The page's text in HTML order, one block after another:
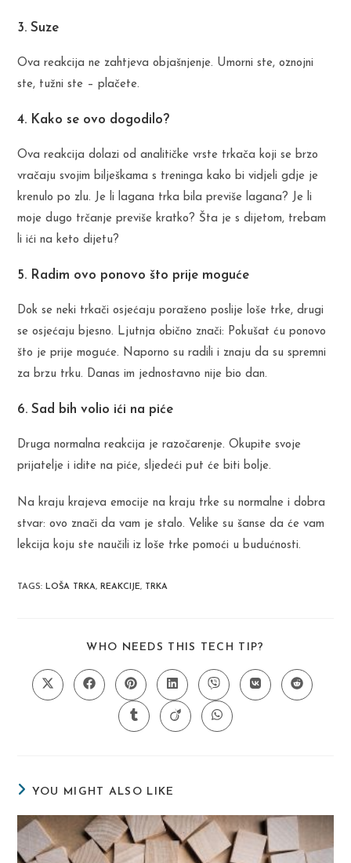
3. Suze
Ova reakcija ne zahtjeva objašnjenje. Umorni ste, oznojni
ste, tužni ste – plačete.
4. Kako se ovo dogodilo?
Ova reakcija dolazi od analitičke vrste trkača koji se brzo
vračaju svojim bilješkama s treninga kako bi vidjeli gdje je
krenulo po zlu. Je li lagana trka bila previše lagana? Je li
moje dugo trčanje previše kratko? Šta je s dijetom, trebam
li ići na keto dijetu?
5. Radim ovo ponovo što prije moguće
Dok se neki trkači osjećaju poraženo poslije loše trke, drugi
se osjećaju bjesno. Ljutnja obično znači: Pokušat ću ponovo
što je prije moguće. Naporno su radili i znaju da su spremni
za brzu trku. Danas im jednostavno nije bio dan.
6. Sad bih volio ići na piće
Druga normalna reakcija je razočarenje. Okupite svoje
prijatelje i idite na piće, sljedeći put će biti bolje.
Na kraju krajeva emocije na kraju trke su normalne i dobra
stvar: ovo znači da vam je stalo. Velike su šanse da će vam
lekcija koju ste naučili iz loše trke pomoći u budućnosti.
TAGS:LOŠA TRKA, REAKCIJE, TRKA
WHO NEEDS THIS TECH TIP?
CONTENT
Opens
in
Opens
in
Opens
in
a
new
window
Opens
in
a
new
window
Opens
in
a
new
window
Opens
in
Opens
in
Opens
in
Opens
in
Opens
in
YOU MIGHT ALSO LIKE